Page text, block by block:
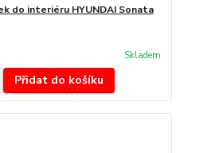
do interiéru HYUNDAI Sonata
Skladem
Přidat do košíku